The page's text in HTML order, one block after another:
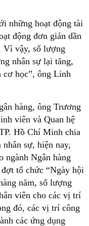
những hoạt động tài
động đơn giản dần
Vì vậy, số lượng
nhân sự lại tăng,
cơ học”, ông Linh
hàng, ông Trương
viên và Quan hệ
Hồ Chí Minh chia
sự, hiện nay,
ngành Ngân hàng
tổ chức “Ngày hội
năm, số lượng
viên cho các vị trí
đó, các vị trí công
các ứng dụng